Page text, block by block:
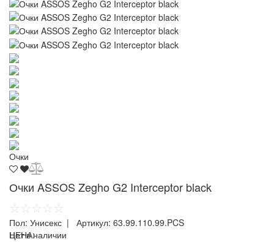
Очки
Очки ASSOS Zegho G2 Interceptor black
☆☆☆☆☆
Пол: Унисекс | Артикул: 63.99.110.99.PCS
ЦЕНА:
Нет в наличии